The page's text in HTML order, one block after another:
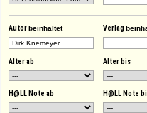
Autorbeinhaltet Verlag
Alter ab Alter bis
H@LL Note ab H@LL Note